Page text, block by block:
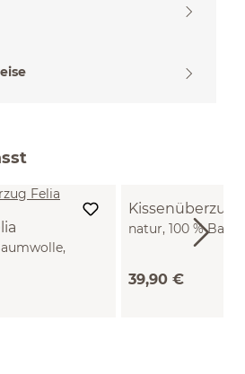
Kissenüberzug
natur, 100 %
(40 x 60 cm)
39,90 €